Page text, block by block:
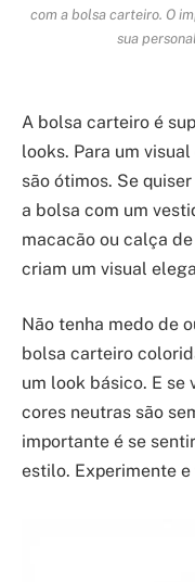
com a bolsa carteiro. O
sua
A bolsa carteiro é
looks. Para um
são ótimos. Se
a bolsa com um
macacão ou calça
criam um visual
Não tenha medo de
bolsa carteiro
um look básico. E
cores neutras são
importante é se
estilo. Experimente